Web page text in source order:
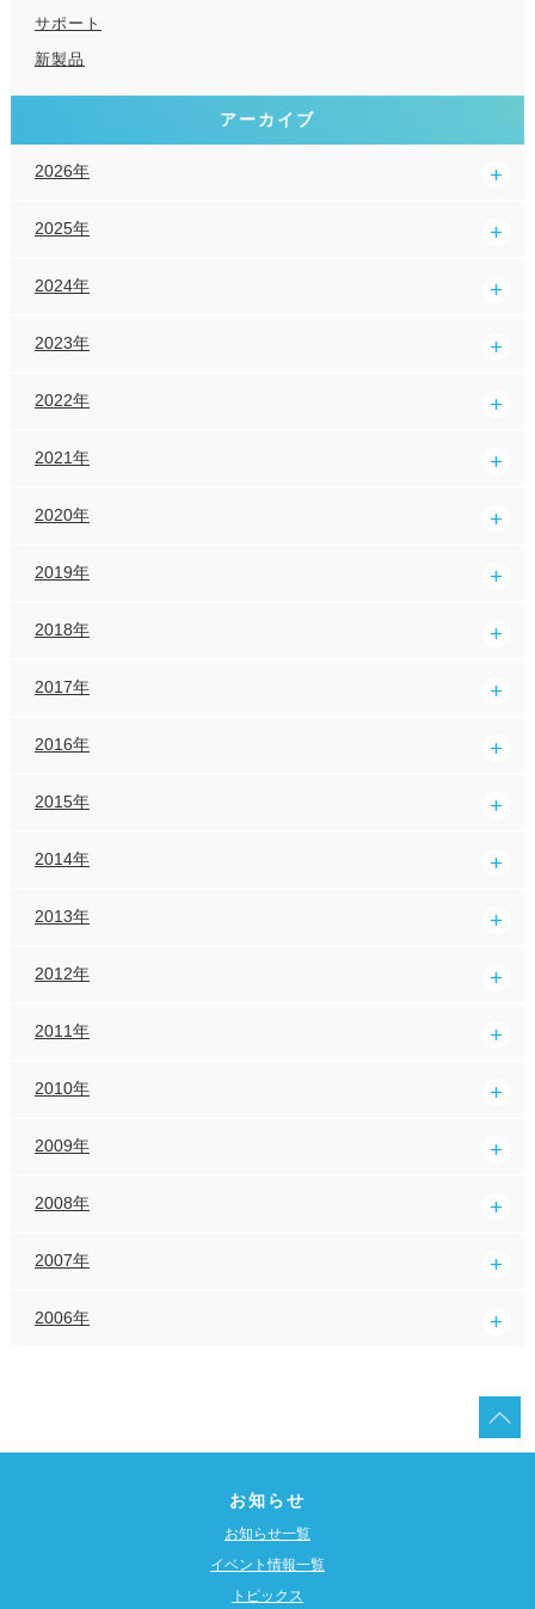
サポート
新製品
アーカイブ
2026年
2025年
2024年
2023年
2022年
2021年
2020年
2019年
2018年
2017年
2016年
2015年
2014年
2013年
2012年
2011年
2010年
2009年
2008年
2007年
2006年
お知らせ
お知らせ一覧
イベント情報一覧
トピックス